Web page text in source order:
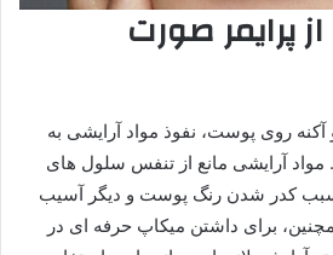
پرایمر صورت
روی پوست، نفوذ مواد آرایشی به
آرایشی مانع از تنفس سلول های
کدر شدن رنگ پوست و دیگر آسیب
برای داشتن میکاپ حرفه ای در